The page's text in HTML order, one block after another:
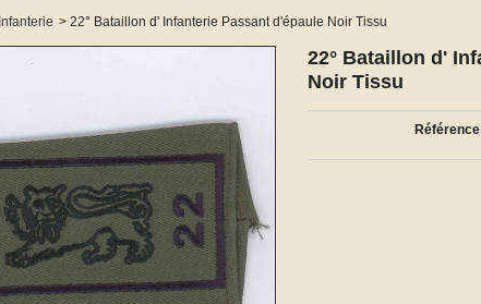
Infanterie > 22° Bataillon d' Infanterie Passant d'épaule Noir Tissu
22° Bataillon d'
Noir Tissu